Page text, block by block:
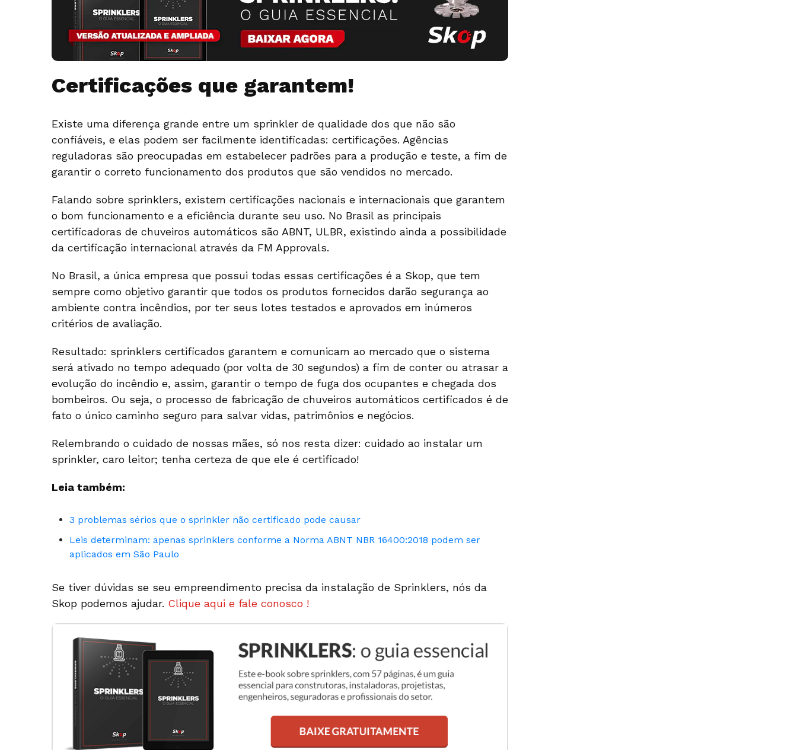
Certificações que garantem!
Existe uma diferença grande entre um sprinkler de qualidade dos que não são
confiáveis, e elas podem ser facilmente identificadas: certificações. Agências
reguladoras são preocupadas em estabelecer padrões para a produção e teste, a fim de
garantir o correto funcionamento dos produtos que são vendidos no mercado.
Falando sobre sprinklers, existem certificações nacionais e internacionais que garantem
o bom funcionamento e a eficiência durante seu uso. No Brasil as principais
certificadoras de chuveiros automáticos são ABNT, ULBR, existindo ainda a possibilidade
da certificação internacional através da FM Approvals.
No Brasil, a única empresa que possui todas essas certificações é a Skop, que tem
sempre como objetivo garantir que todos os produtos fornecidos darão segurança ao
ambiente contra incêndios, por ter seus lotes testados e aprovados em inúmeros
critérios de avaliação.
Resultado: sprinklers certificados garantem e comunicam ao mercado que o sistema
será ativado no tempo adequado (por volta de 30 segundos) a fim de conter ou atrasar a
evolução do incêndio e, assim, garantir o tempo de fuga dos ocupantes e chegada dos
bombeiros. Ou seja, o processo de fabricação de chuveiros automáticos certificados é de
fato o único caminho seguro para salvar vidas, patrimônios e negócios.
Relembrando o cuidado de nossas mães, só nos resta dizer: cuidado ao instalar um
sprinkler, caro leitor; tenha certeza de que ele é certificado!
Leia também:
3 problemas sérios que o sprinkler não certificado pode causar
Leis determinam: apenas sprinklers conforme a Norma ABNT NBR 16400:2018 podem ser
aplicados em São Paulo
Se tiver dúvidas se seu empreendimento precisa da instalação de Sprinklers, nós da
Skop podemos ajudar. Clique aqui e fale conosco !